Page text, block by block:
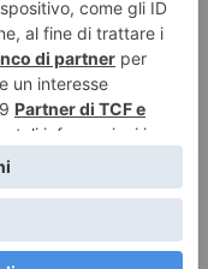
le
Questa è